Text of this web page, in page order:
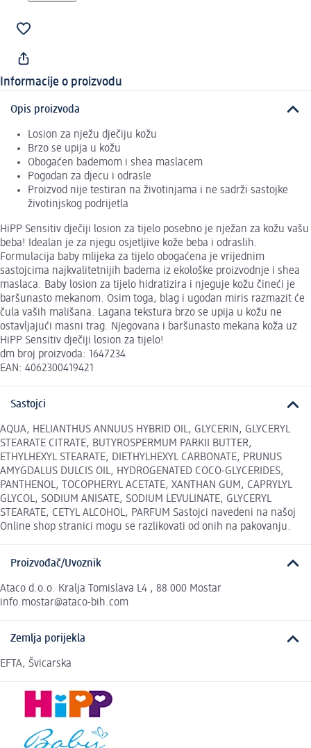
Informacije o proizvodu
Opis proizvoda
Losion za nježu dječiju kožu
Brzo se upija u kožu
Obogaćen bademom i shea maslacem
Pogodan za djecu i odrasle
Proizvod nije testiran na životinjama i ne sadrži sastojke
životinjskog podrijetla
HiPP Sensitiv dječiji losion za tijelo posebno je nježan za kožu vašu
beba! Idealan je za njegu osjetljive kože beba i odraslih.
Formulacija baby mlijeka za tijelo obogaćena je vrijednim
sastojcima najkvalitetnijih badema iz ekološke proizvodnje i shea
maslaca. Baby losion za tijelo hidratizira i njeguje kožu čineći je
baršunasto mekanom. Osim toga, blag i ugodan miris razmazit će
čula vaših mališana. Lagana tekstura brzo se upija u kožu ne
ostavljajući masni trag. Njegovana i baršunasto mekana koža uz
HiPP Sensitiv dječiji losion za tijelo!
dm broj proizvoda: 1647234
EAN: 4062300419421
Sastojci
AQUA, HELIANTHUS ANNUUS HYBRID OIL, GLYCERIN, GLYCERYL
STEARATE CITRATE, BUTYROSPERMUM PARKII BUTTER,
ETHYLHEXYL STEARATE, DIETHYLHEXYL CARBONATE, PRUNUS
AMYGDALUS DULCIS OIL, HYDROGENATED COCO-GLYCERIDES,
PANTHENOL, TOCOPHERYL ACETATE, XANTHAN GUM, CAPRYLYL
GLYCOL, SODIUM ANISATE, SODIUM LEVULINATE, GLYCERYL
STEARATE, CETYL ALCOHOL, PARFUM Sastojci navedeni na našoj
Online shop stranici mogu se razlikovati od onih na pakovanju.
Proizvođač/Uvoznik
Ataco d.o.o. Kralja Tomislava L4 , 88 000 Mostar
info.mostar@ataco-bih.com
Zemlja porijekla
EFTA, Švicarska